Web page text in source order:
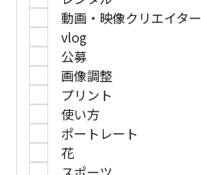
動画・映像クリエイター
vlog
公募
画像調整
プリント
使い方
ポートレート
花